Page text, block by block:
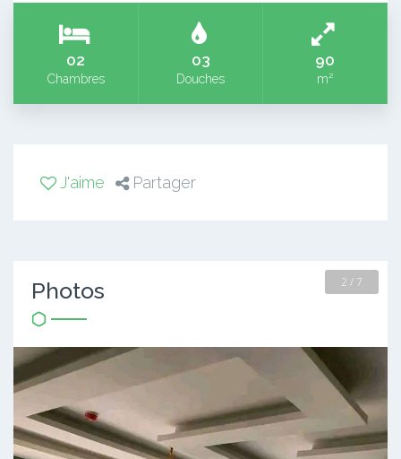
02
Chambres
03
Douches
90
m²
J'aime Partager
Photos 2 / 7